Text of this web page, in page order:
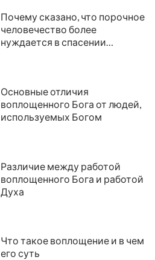
Почему сказано, что порочное
человечество более
нуждается в спасении
Основные отличия
воплощенного Бога от людей,
используемых Богом
Различие между работой
воплощенного Бога и работой
Духа
Что такое воплощение и в чем
его суть